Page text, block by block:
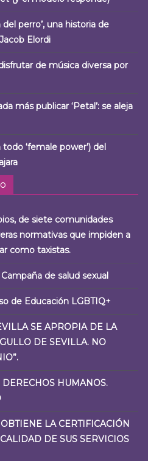
perro’, una historia de
Elordi
de música diversa por
más publicar ‘Petal’: se aleja
‘female power’) del
de siete comunidades
normativas que impiden a
como taxistas.
de salud sexual
de Educación LGBTIQ+
SE APROPIA DE LA
DE SEVILLA. NO
DERECHOS HUMANOS.
LA CERTIFICACIÓN
DE SUS SERVICIOS